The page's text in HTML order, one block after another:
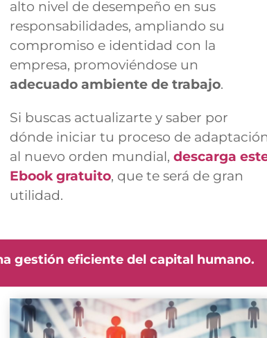
alto nivel de desempeño en sus
responsabilidades, ampliando su
compromiso e identidad con la
empresa, promoviéndose un
adecuado ambiente de trabajo.
Si buscas actualizarte y saber por
dónde iniciar tu proceso de
al nuevo orden mundial,descarga
Ebook gratuito, que te será de gran
utilidad.
gestión eficiente del capital humano.